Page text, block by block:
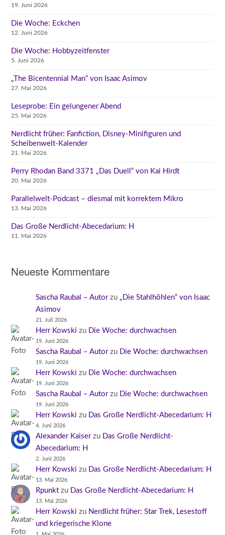
19. Juni 2026
Die Woche: Eckchen
12. Juni 2026
Die Woche: Hobbyzeitfenster
5. Juni 2026
„The Bicentennial Man“ von Isaac Asimov
27. Mai 2026
Leseprobe: Ein gelungener Abend
25. Mai 2026
Nerdlicht früher: Fanfiction, Disney-Minifiguren und
Scheibenwelt-Kalender
21. Mai 2026
Perry Rhodan Band 3371 „Das Duell“ von Kai Hirdt
20. Mai 2026
Parallelwelt-Podcast – diesmal mit korrektem Mikro
13. Mai 2026
Das Große Nerdlicht-Abecedarium: H
11. Mai 2026
Neueste Kommentare
Sascha Raubal – Autorzu „Die Stahlhöhlen“ von Isaac
Asimov
21. Juli 2026
Herr Kowski zu Die Woche: durchwachsen
19. Juni 2026
Sascha Raubal – Autorzu Die Woche: durchwachsen
19. Juni 2026
Herr Kowski zu Die Woche: durchwachsen
19. Juni 2026
Sascha Raubal – Autorzu Die Woche: durchwachsen
19. Juni 2026
Herr Kowski zu Das Große Nerdlicht-Abecedarium: H
4. Juni 2026
Alexander Kaiserzu Das Große Nerdlicht-
Abecedarium: H
2. Juni 2026
Herr Kowski zu Das Große Nerdlicht-Abecedarium: H
13. Mai 2026
Rpunkt zu Das Große Nerdlicht-Abecedarium: H
13. Mai 2026
Herr Kowski zu Nerdlicht früher: Star Trek, Lesestoff
und kriegerische Klone